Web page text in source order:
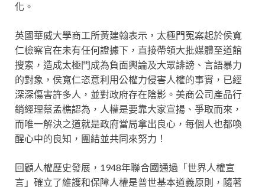
化。
英國華威大學商工所黃建翰表示，太極門冤案起於侯寬
仁檢察官在未有任何證據下，直接帶領大批媒體至道館
搜索，造成太極門成為負面輿論及大眾誹謗、言語暴力
的對象，侯寬仁恣意利用公權力侵害人權的事實，已經
深深傷害許多人，並對政府存在陰影。美商公司產品行
銷經理蔡孟樵認為，人權是要靠大家宣揚、爭取而來，
而唯一解決之道就是政府當局拿出良心，每個人也都喚
醒心中的良知，團結並共同來努力！
回顧人權歷史發展，1948年聯合國通過「世界人權宣
言」確立了維護和保障人權是普世基本道義原則，隨著